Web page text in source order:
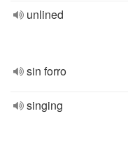
unlined
sin forro
singing